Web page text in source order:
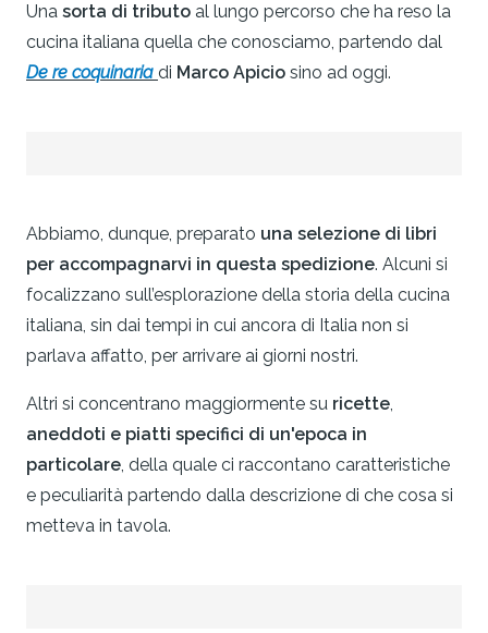
Una sorta di tributo al lungo percorso che ha reso la
cucina italiana quella che conosciamo, partendo dal
De re coquinaria di Marco Apicio sino ad oggi.
Abbiamo, dunque, preparato una selezione di libri
per accompagnarvi in questa spedizione. Alcuni si
focalizzano sull’esplorazione della storia della cucina
italiana, sin dai tempi in cui ancora di Italia non si
parlava affatto, per arrivare ai giorni nostri.
Altri si concentrano maggiormente su ricette,
aneddoti e piatti specifici di un'epoca in
particolare, della quale ci raccontano caratteristiche
e peculiarità partendo dalla descrizione di che cosa si
metteva in tavola.